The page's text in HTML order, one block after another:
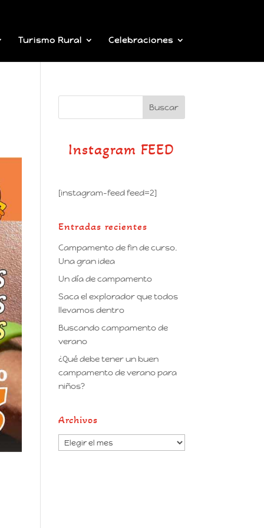
Turismo Rural Celebraciones
Instagram FEED
[instagram-feed feed=2]
Entradas recientes
Campamento de fin de curso.
Una gran idea
Un día de campamento
Saca el explorador que todos
llevamos dentro
Buscando campamento de
verano
¿Qué debe tener un buen
campamento de verano para
niños?
Archivos
Archivos